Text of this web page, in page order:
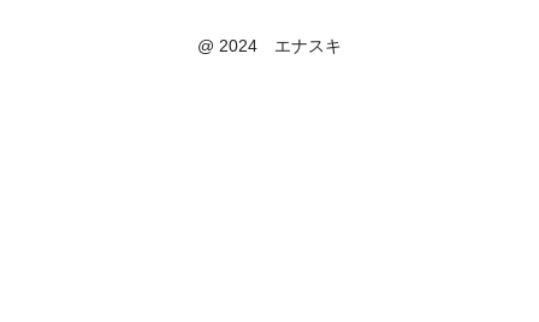
@ 2024 エナスキ